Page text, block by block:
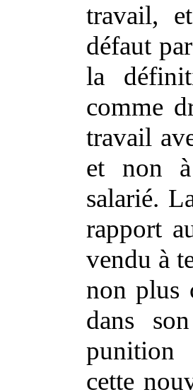
travail,
défaut
la
comme
travail
et non
salarié.
rapport
vendu à
non plus
dans
punition
cette